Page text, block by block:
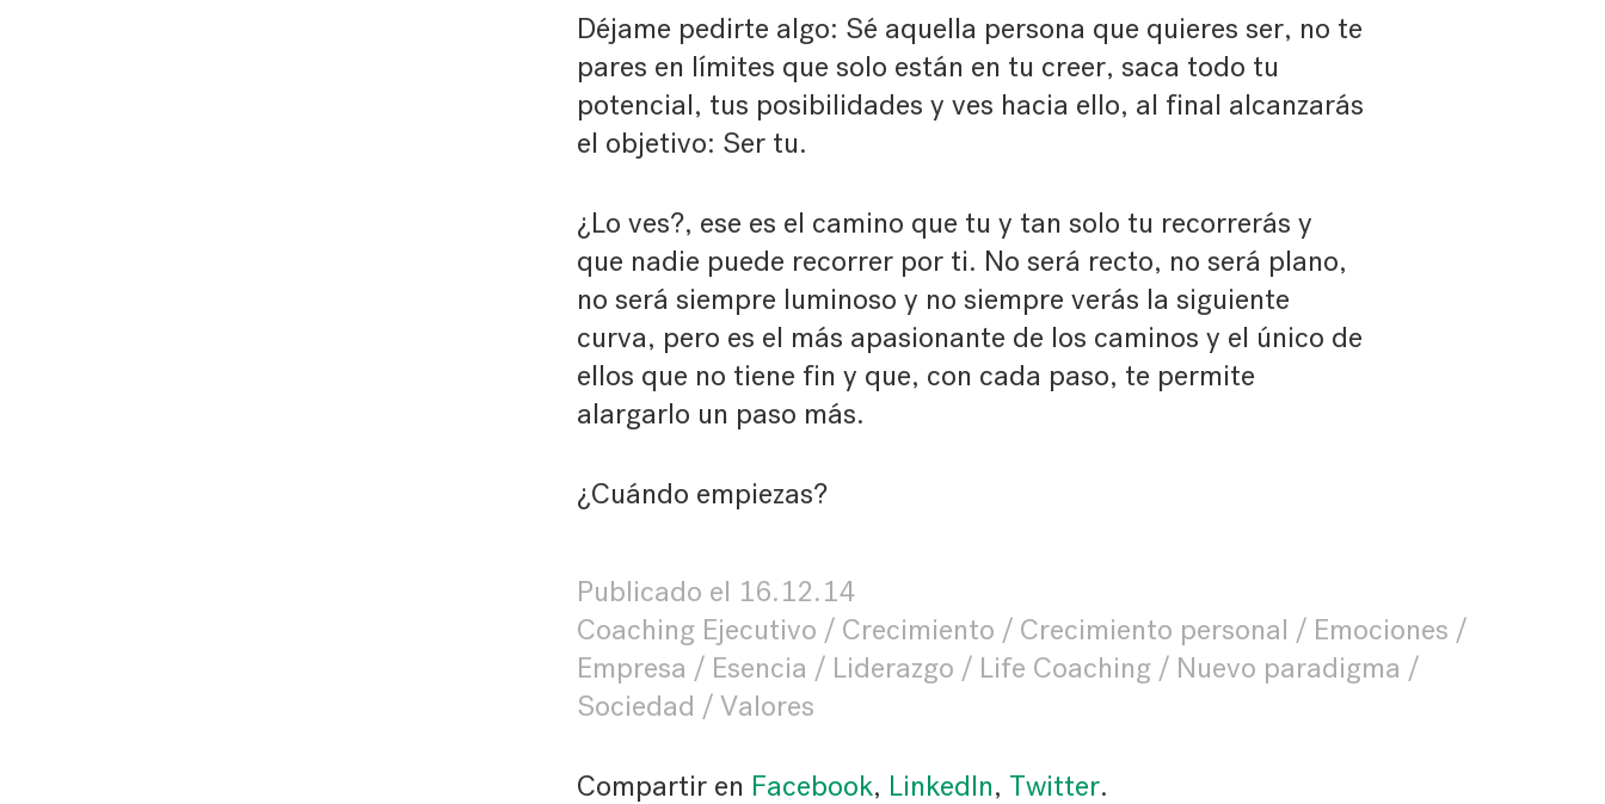
Déjame pedirte algo: Sé aquella persona que quieres ser, no te
pares en límites que solo están en tu creer, saca todo tu
potencial, tus posibilidades y ves hacia ello, al final alcanzarás
el objetivo: Ser tu.
¿Lo ves?, ese es el camino que tu y tan solo tu recorrerás y
que nadie puede recorrer por ti. No será recto, no será plano,
no será siempre luminoso y no siempre verás la siguiente
curva, pero es el más apasionante de los caminos y el único de
ellos que no tiene fin y que, con cada paso, te permite
alargarlo un paso más.
¿Cuándo empiezas?
Publicado el 16.12.14
Coaching Ejecutivo
Crecimiento Crecimiento personal
Emociones
Empresa
Esencia Liderazgo Life Coaching
Nuevo paradigma
Sociedad
Valores
Compartir en Facebook, LinkedIn, Twitter.